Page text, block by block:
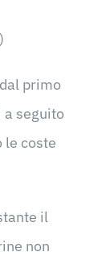
primo
a seguito
le coste
il
non